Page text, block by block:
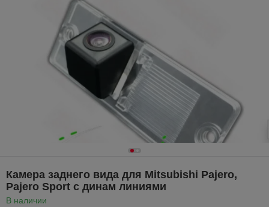
Камера заднего вида для Mitsubishi Pajero,
Pajero Sport с динам линиями
В наличии